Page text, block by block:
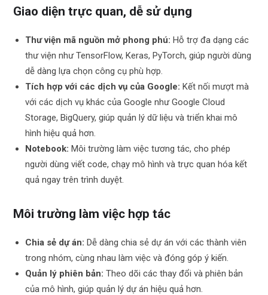
Giao diện trực quan, dễ sử dụng
Thư viện mã nguồn mở phong phú: Hỗ trợ đa dạng các
thư viện như TensorFlow, Keras, PyTorch, giúp người dùng
dễ dàng lựa chọn công cụ phù hợp.
Tích hợp với các dịch vụ của Google: Kết nối mượt mà
với các dịch vụ khác của Google như Google Cloud
Storage, BigQuery, giúp quản lý dữ liệu và triển khai mô
hình hiệu quả hơn.
Notebook: Môi trường làm việc tương tác, cho phép
người dùng viết code, chạy mô hình và trực quan hóa kết
quả ngay trên trình duyệt.
Môi trường làm việc hợp tác
Chia sẻ dự án: Dễ dàng chia sẻ dự án với các thành viên
trong nhóm, cùng nhau làm việc và đóng góp ý kiến.
Quản lý phiên bản: Theo dõi các thay đổi và phiên bản
của mô hình, giúp quản lý dự án hiệu quả hơn.